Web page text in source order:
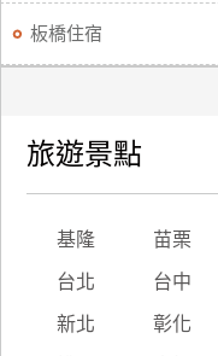
板橋住宿
旅遊景點
基隆 苗栗
台北 台中
新北 彰化